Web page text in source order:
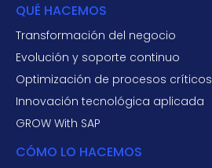
QUÉ HACEMOS
Transformación del negocio
Evolución y soporte continuo
Optimización de procesos críticos
Innovación tecnológica aplicada
GROW With SAP
CÓMO LO HACEMOS